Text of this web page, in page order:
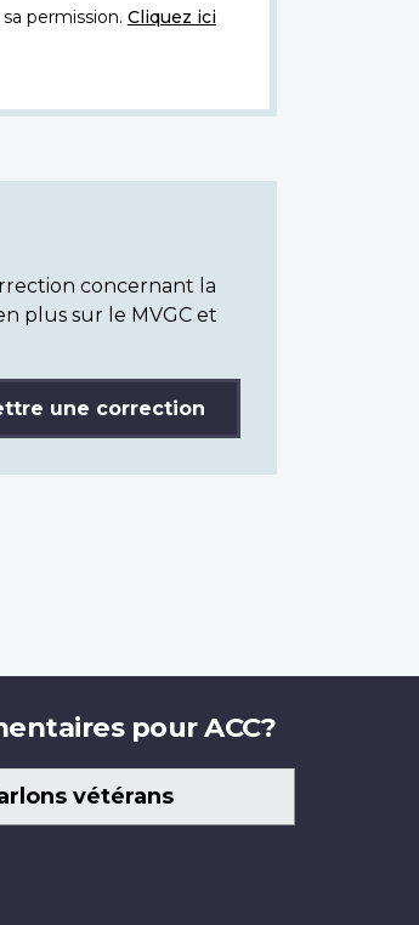
permission. Cliquez ici
concernant la
plus sur le MVGC et
une correction
pour ACC?
vétérans